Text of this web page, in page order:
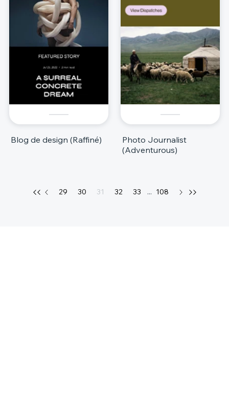
Blog de design (Raffiné)
Photo Journalist
(Adventurous)
29 30 31 32 33 ... 108